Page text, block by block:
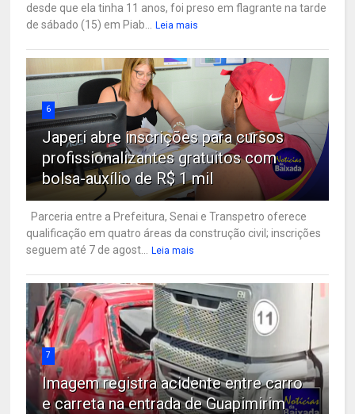
desde que ela tinha 11 anos, foi preso em flagrante na tarde
de sábado (15) em Piab...
Leia mais
6
Japeri abre inscrições para cursos
profissionalizantes gratuitos com
bolsa-auxílio de R$ 1 mil
Parceria entre a Prefeitura, Senai e Transpetro oferece
qualificação em quatro áreas da construção civil; inscrições
seguem até 7 de agost...
Leia mais
7
Imagem registra acidente entre carro
e carreta na entrada de Guapimirim